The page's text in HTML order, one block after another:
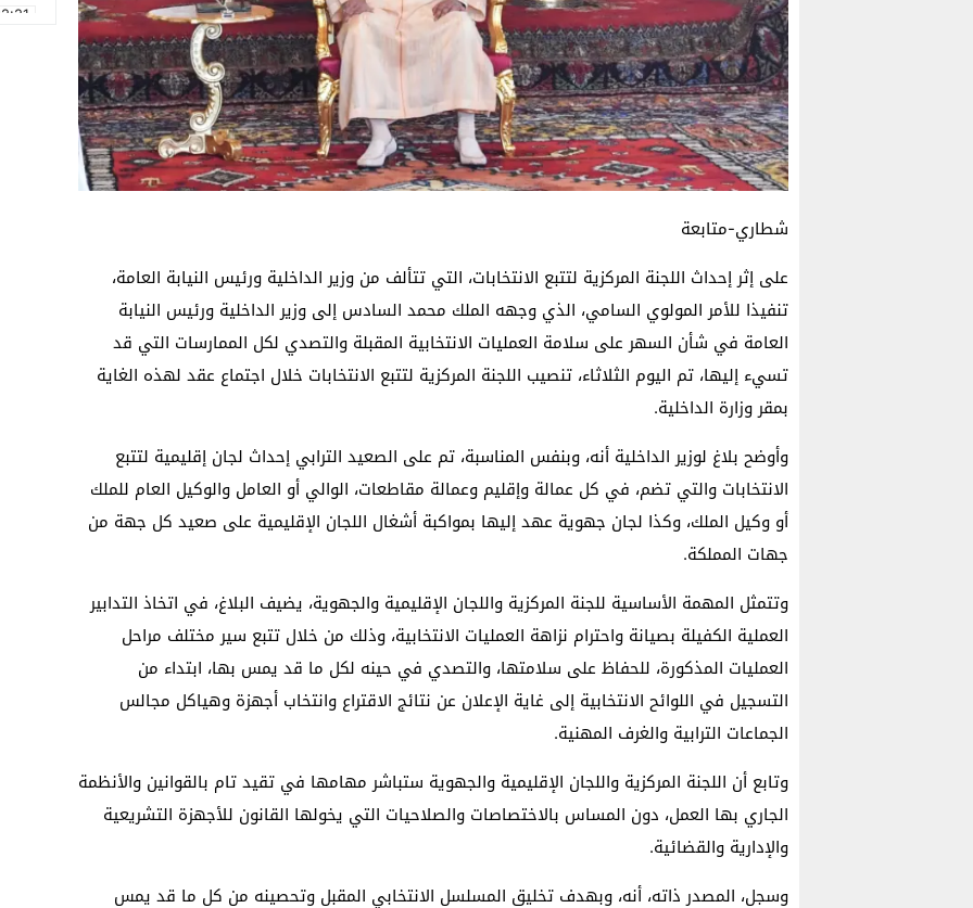
شطاري-متابعة
على إثر إحداث اللجنة المركزية لتتبع الانتخابات، التي تتألف من وزير الداخلية ورئيس النيابة العامة،
تنفيذا للأمر المولوي السامي، الذي وجهه الملك محمد السادس إلى وزير الداخلية ورئيس النيابة
العامة في شأن السهر على سلامة العمليات الانتخابية المقبلة والتصدي لكل الممارسات التي قد
تسيء إليها، تم اليوم الثلاثاء، تنصيب اللجنة المركزية لتتبع الانتخابات خلال اجتماع عقد لهذه الغاية
بمقر وزارة الداخلية.
وأوضح بلاغ لوزير الداخلية أنه، وبنفس المناسبة، تم على الصعيد الترابي إحداث لجان إقليمية لتتبع
الانتخابات والتي تضم، في كل عمالة وإقليم وعمالة مقاطعات، الوالي أو العامل والوكيل العام للملك
أو وكيل الملك، وكذا لجان جهوية عهد إليها بمواكبة أشغال اللجان الإقليمية على صعيد كل جهة من
جهات المملكة.
وتتمثل المهمة الأساسية للجنة المركزية واللجان الإقليمية والجهوية، يضيف البلاغ، في اتخاذ التدابير
العملية الكفيلة بصيانة واحترام نزاهة العمليات الانتخابية، وذلك من خلال تتبع سير مختلف مراحل
العمليات المذكورة، للحفاظ على سلامتها، والتصدي في حينه لكل ما قد يمس بها، ابتداء من
التسجيل في اللوائح الانتخابية إلى غاية الإعلان عن نتائج الاقتراع وانتخاب أجهزة وهياكل مجالس
الجماعات الترابية والغرف المهنية.
وتابع أن اللجنة المركزية واللجان الإقليمية والجهوية ستباشر مهامها في تقيد تام بالقوانين والأنظمة
الجاري بها العمل، دون المساس بالاختصاصات والصلاحيات التي يخولها القانون للأجهزة التشريعية
والإدارية والقضائية.
وسجل، المصدر ذاته، أنه، وبهدف تخليق المسلسل الانتخابي المقبل وتحصينه من كل ما قد يمس